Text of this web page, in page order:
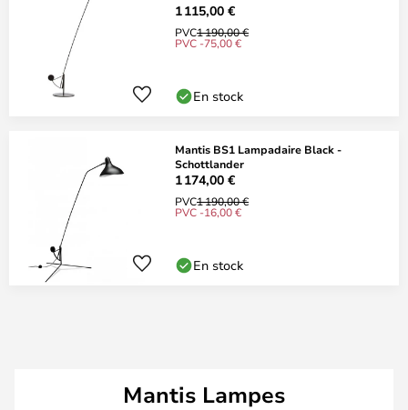
1 115,00 €
PVC1 190,00 €
PVC -75,00 €
En stock
Mantis BS1 Lampadaire Black -
Schottlander
1 174,00 €
PVC1 190,00 €
PVC -16,00 €
En stock
Mantis Lampes